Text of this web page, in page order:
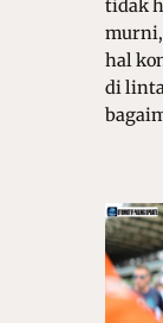
tidak
murni,
hal
di